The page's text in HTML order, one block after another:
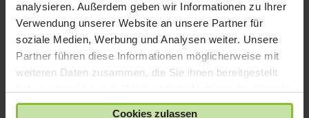
analysieren. Außerdem geben wir Informationen zu Ihrer
Verwendung unserer Website an unsere Partner für
soziale Medien, Werbung und Analysen weiter. Unsere
Partner führen diese Informationen möglicherweise mit
weiteren Daten zusammen, die Sie ihnen bereitgestellt
gesammelt haben.
Cookies zulassen
Mac mini
Mac Pro
MacBook
MacBook Air
M1